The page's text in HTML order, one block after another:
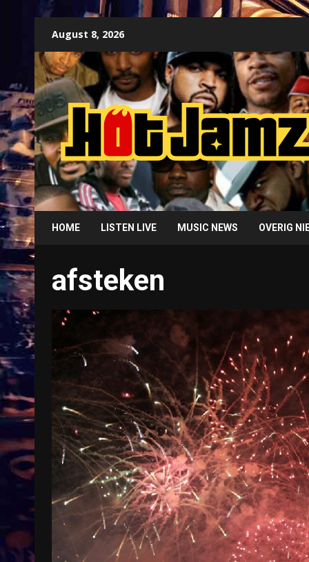
content
August 8, 2026
HOME LISTEN LIVE MUSIC NEWS OVERIG
afsteken
Treinkaartjes worden duurder,
abonnementen verdwijnen
9 months ago